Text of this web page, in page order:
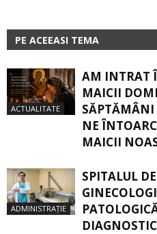
PE ACEEASI TEMA
ACTUALITATE
AM INTRAT
MAICII
SĂPTĂMÂNI
NE
MAICII
ADMINISTRAȚIE
SPITALUL